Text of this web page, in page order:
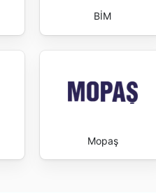
BİM
Mopaş